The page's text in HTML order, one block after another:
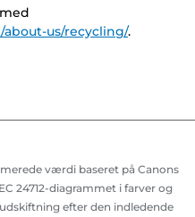
us/recycling/.
værdi baseret på Canons
24712-diagrammet i farver og
efter den indledende